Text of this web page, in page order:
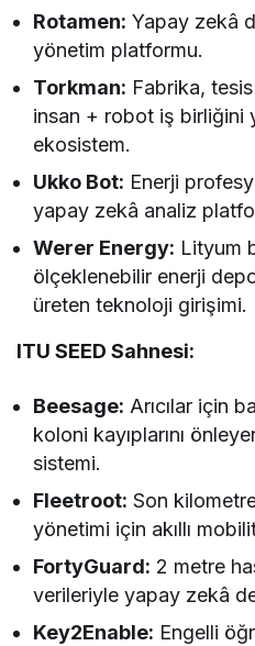
Rotamen: Yapay zekâ
yönetim platformu.
Torkman: Fabrika,
insan + robot iş birliğini
ekosistem.
Ukko Bot: Enerji
yapay zekâ analiz
Werer Energy: Lityum
ölçeklenebilir enerji
üreten teknoloji girişimi.
ITU SEED Sahnesi:
Beesage: Arıcılar için
koloni kayıplarını
sistemi.
Fleetroot: Son
yönetimi için akıllı
FortyGuard: 2 metre
verileriyle yapay zekâ
Key2Enable: Engelli